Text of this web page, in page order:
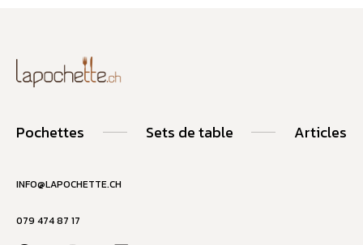
Pochettes Sets de table Articles
INFO@LAPOCHETTE.CH
079 474 87 17